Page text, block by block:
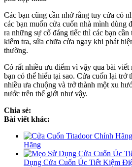
Các bạn cũng cần nhớ rằng tuy cửa có
các bạn muốn cửa cuốn nhà mình dùng
ra những sự cố đáng tiếc thì các bạn
kiểm tra, sửa chữa cửa ngay khi phát
thường.
Có rất nhiều ưu điểm vì vậy qua bài
bạn có thể hiểu tại sao. Cửa cuốn lại trở
nhiều ưa chuộng và trở thành một xu
nước trên thế giới như vậy.
Chia sẻ:
Bài viết khác:
Hãng
Dụng Cửa Cuốn Úc Tiết Kiệm